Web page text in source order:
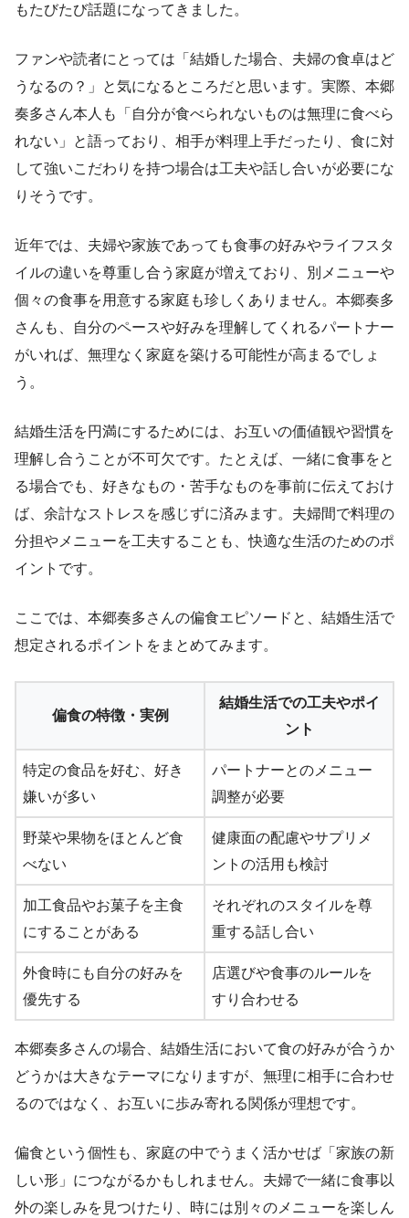
もたびたび話題になってきました。
ファンや読者にとっては「結婚した場合、夫婦の食卓はど
うなるの？」と気になるところだと思います。実際、本郷
奏多さん本人も「自分が食べられないものは無理に食べら
れない」と語っており、相手が料理上手だったり、食に対
して強いこだわりを持つ場合は工夫や話し合いが必要にな
りそうです。
近年では、夫婦や家族であっても食事の好みやライフスタ
イルの違いを尊重し合う家庭が増えており、別メニューや
個々の食事を用意する家庭も珍しくありません。本郷奏多
さんも、自分のペースや好みを理解してくれるパートナー
がいれば、無理なく家庭を築ける可能性が高まるでしょ
う。
結婚生活を円満にするためには、お互いの価値観や習慣を
理解し合うことが不可欠です。たとえば、一緒に食事をと
る場合でも、好きなもの・苦手なものを事前に伝えておけ
ば、余計なストレスを感じずに済みます。夫婦間で料理の
分担やメニューを工夫することも、快適な生活のためのポ
イントです。
ここでは、本郷奏多さんの偏食エピソードと、結婚生活で
想定されるポイントをまとめてみます。
偏食の特徴・実例
結婚生活での工夫やポイ
ント
特定の食品を好む、好き
嫌いが多い
パートナーとのメニュー
調整が必要
野菜や果物をほとんど食
べない
健康面の配慮やサプリメ
ントの活用も検討
加工食品やお菓子を主食
にすることがある
それぞれのスタイルを尊
重する話し合い
外食時にも自分の好みを
優先する
店選びや食事のルールを
すり合わせる
本郷奏多さんの場合、結婚生活において食の好みが合うか
どうかは大きなテーマになりますが、無理に相手に合わせ
るのではなく、お互いに歩み寄れる関係が理想です。
偏食という個性も、家庭の中でうまく活かせば「家族の新
しい形」につながるかもしれません。夫婦で一緒に食事以
外の楽しみを見つけたり、時には別々のメニューを楽しん